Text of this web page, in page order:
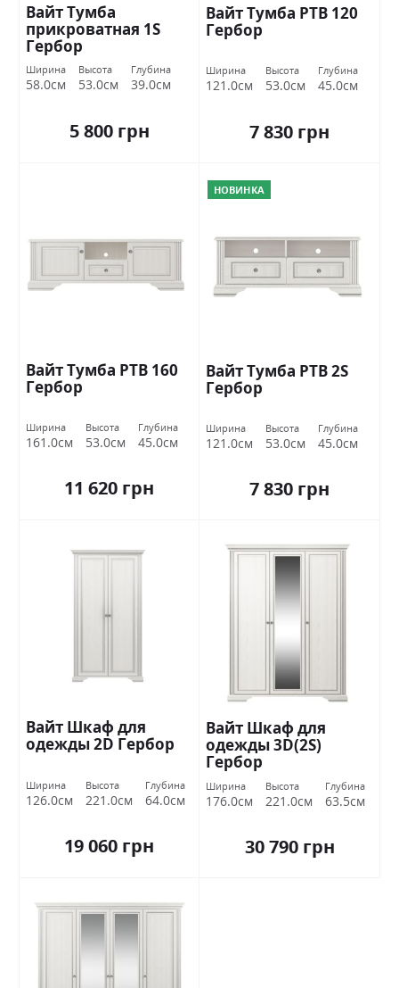
Вайт Тумба
прикроватная 1S
Гербор
Ширина
58.0см
Высота
53.0см
Глубина
39.0см
5 800 грн
Вайт Тумба РТВ 120
Гербор
Ширина
121.0см
Высота
53.0см
Глубина
45.0см
7 830 грн
Вайт Тумба РТВ 160
Гербор
Ширина
161.0см
Высота
53.0см
Глубина
45.0см
11 620 грн
НОВИНКА
Вайт Тумба РТВ 2S
Гербор
Ширина
121.0см
Высота
53.0см
Глубина
45.0см
7 830 грн
Вайт Шкаф для
одежды 2D Гербор
Ширина
126.0см
Высота
221.0см
Глубина
64.0см
19 060 грн
Вайт Шкаф для
одежды 3D(2S)
Гербор
Ширина
176.0см
Высота
221.0см
Глубина
63.5см
30 790 грн